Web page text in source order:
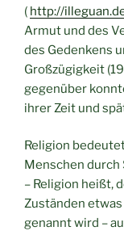
( http://
Armut und des
des Gedenkens
Großzügigkeit
gegenüber
ihrer Zeit und
Religion
Menschen
– Religion heißt,
Zuständen
genannt wird –